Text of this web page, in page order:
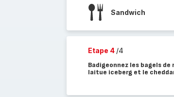
Sandwich
Etape 4 /4
Badigeonnez les bagels
laitue iceberg et le